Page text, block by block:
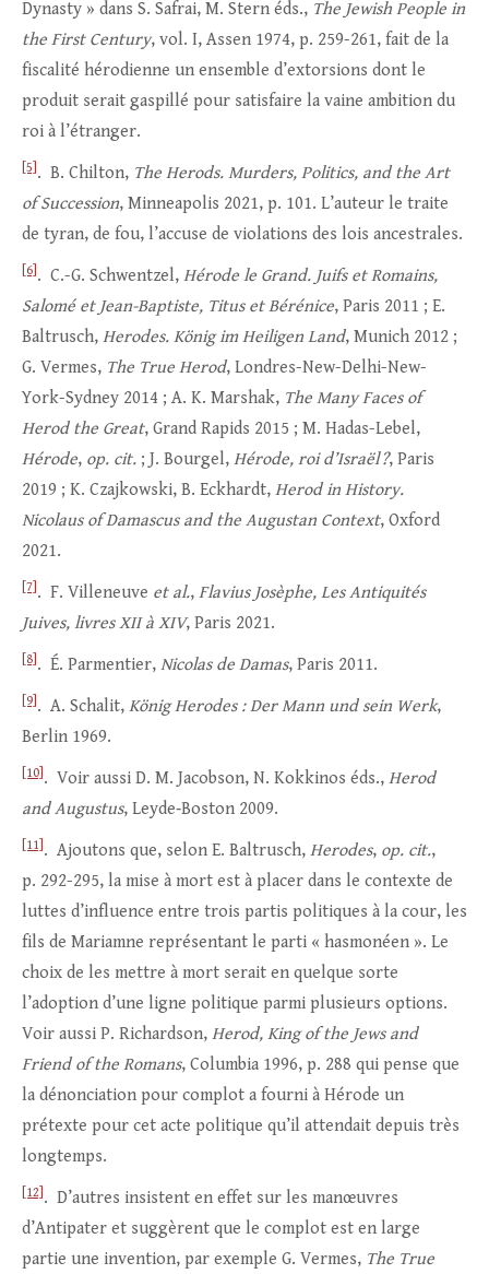
Dynasty » dans S. Safrai, M. Stern éds., The Jewish People in
the First Century, vol. I, Assen 1974, p. 259-261, fait de la
fiscalité hérodienne un ensemble d’extorsions dont le
produit serait gaspillé pour satisfaire la vaine ambition du
roi à l’étranger.
[5] . B. Chilton, The Herods. Murders, Politics, and the Art
of Succession, Minneapolis 2021, p. 101. L’auteur le traite
de tyran, de fou, l’accuse de violations des lois ancestrales.
[6] . C.-G. Schwentzel, Hérode le Grand. Juifs et Romains,
Salomé et Jean-Baptiste, Titus et Bérénice, Paris 2011 ; E.
Baltrusch, Herodes. König im Heiligen Land, Munich 2012 ;
G. Vermes, The True Herod, Londres-New-Delhi-New-
York-Sydney 2014 ; A. K. Marshak, The Many Faces of
Herod the Great, Grand Rapids 2015 ; M. Hadas-Lebel,
Hérode, op. cit. ; J. Bourgel, Hérode, roi d’Israël ?, Paris
2019 ; K. Czajkowski, B. Eckhardt, Herod in History.
Nicolaus of Damascus and the Augustan Context, Oxford
2021.
[7] . F. Villeneuve et al., Flavius Josèphe, Les Antiquités
Juives, livres XII à XIV, Paris 2021.
[8] . É. Parmentier, Nicolas de Damas, Paris 2011.
[9] . A. Schalit, König Herodes:Der Mann und sein Werk,
Berlin 1969.
[10] . Voir aussi D. M. Jacobson, N. Kokkinos éds., Herod
and Augustus, Leyde‑Boston 2009.
[11] . Ajoutons que, selon E. Baltrusch, Herodes, op. cit.,
p. 292-295, la mise à mort est à placer dans le contexte de
luttes d’influence entre trois partis politiques à la cour, les
fils de Mariamne représentant le parti « hasmonéen ». Le
choix de les mettre à mort serait en quelque sorte
l’adoption d’une ligne politique parmi plusieurs options.
Voir aussi P. Richardson, Herod, King of the Jews and
Friend of the Romans, Columbia 1996, p. 288 qui pense que
la dénonciation pour complot a fourni à Hérode un
prétexte pour cet acte politique qu’il attendait depuis très
longtemps.
[12] . D’autres insistent en effet sur les manœuvres
d’Antipater et suggèrent que le complot est en large
partie une invention, par exemple G. Vermes, The True